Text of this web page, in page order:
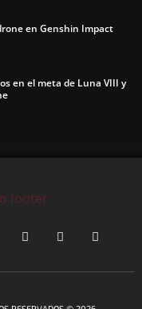
en Genshin Impact
en el meta de Luna VIII y